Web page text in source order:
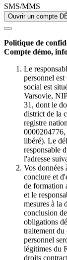
SMS/MMS
Ouvrir un compte
Politique de
Compte démo,
Le
personnel
social est
Varsovie,
31, dont le
district de la
registre
libéré). Le
responsable
l'adresse
Vos données
conclure et
de formation
et le
mesures à la
conclusion
obligations
traitement du
personnel
légitimes du
droits